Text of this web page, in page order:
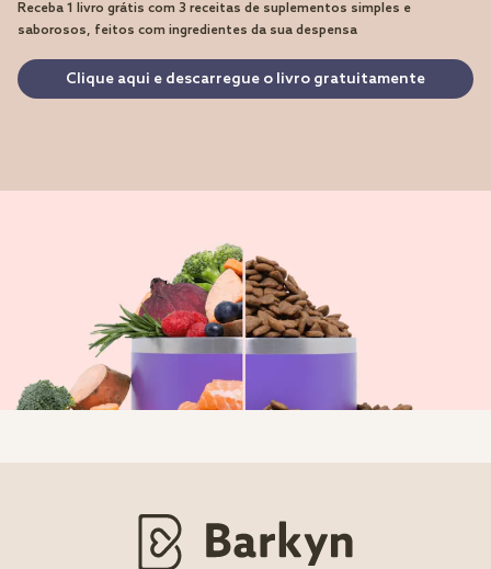
Receba 1 livro grátis com 3 receitas de suplementos simples e
saborosos, feitos com ingredientes da sua despensa
Clique aqui e descarregue o livro gratuitamente